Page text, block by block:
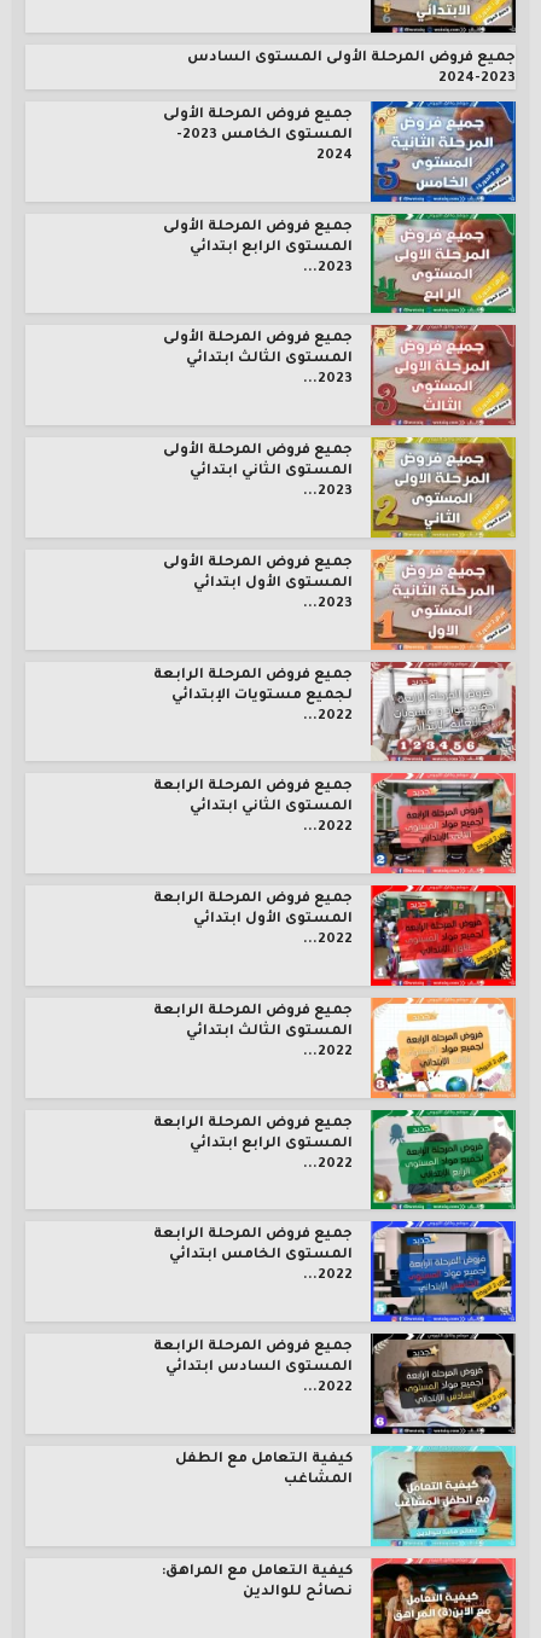
جميع فروض المرحلة الأولى المستوى السادس
2023-2024
جميع فروض المرحلة الأولى
المستوى الخامس 2023-
2024
جميع فروض المرحلة الأولى
المستوى الرابع ابتدائي
2023...
جميع فروض المرحلة الأولى
المستوى الثالث ابتدائي
2023...
جميع فروض المرحلة الأولى
المستوى الثاني ابتدائي
2023...
جميع فروض المرحلة الأولى
المستوى الأول ابتدائي
2023...
جميع فروض المرحلة الرابعة
لجميع مستويات الإبتدائي
2022...
جميع فروض المرحلة الرابعة
المستوى الثاني ابتدائي
2022...
جميع فروض المرحلة الرابعة
المستوى الأول ابتدائي
2022...
جميع فروض المرحلة الرابعة
المستوى الثالث ابتدائي
2022...
جميع فروض المرحلة الرابعة
المستوى الرابع ابتدائي
2022...
جميع فروض المرحلة الرابعة
المستوى الخامس ابتدائي
2022...
جميع فروض المرحلة الرابعة
المستوى السادس ابتدائي
2022...
كيفية التعامل مع الطفل
المشاغب
كيفية التعامل مع المراهق:
نصائح للوالدين